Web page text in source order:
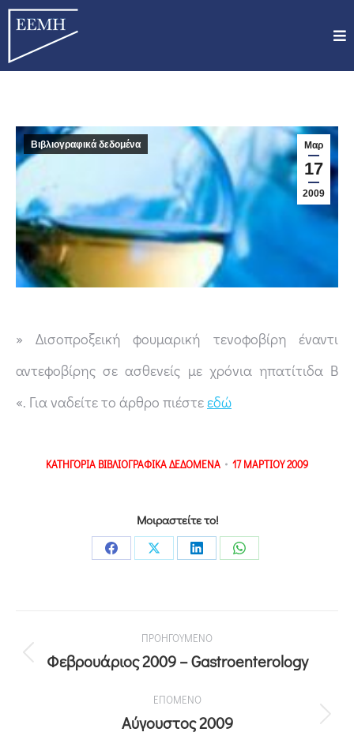
Μαρ
17
2009
Βιβλιογραφικά δεδομένα
» Δισοπροξεική φουμαρική τενοφοβίρη έναντι
αντεφοβίρης σε ασθενείς με χρόνια ηπατίτιδα Β
«. Για ναδείτε το άρθρο πιέστεεδώ
ΚΑΤΗΓΟΡΙΑ ΒΙΒΛΙΟΓΡΑΦΙΚΑ ΔΕΔΟΜΕΝΑ 17 ΜΑΡΤΙΟΥ 2009
Μοιραστείτε το!
ΠΡΟΗΓΟΥΜΕΝΟ
Φεβρουάριος 2009 – Gastroenterology
ΕΠΟΜΕΝΟ
Αύγουστος 2009